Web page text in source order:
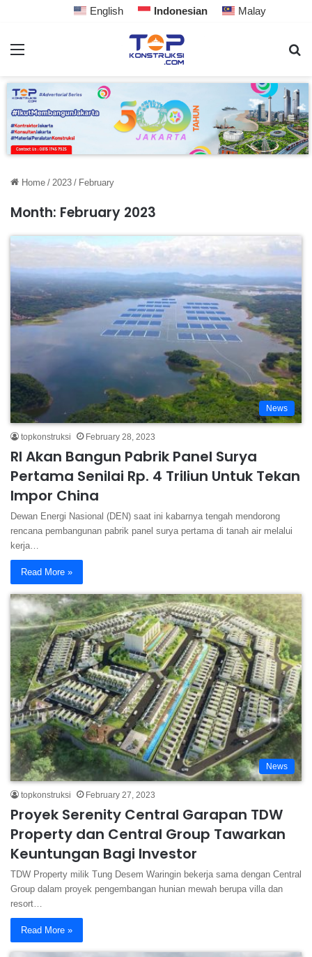
English Indonesian Malay
Home / 2023 / February
Month: February 2023
News
topkonstruksi February 28, 2023
RI Akan Bangun Pabrik Panel Surya
Pertama Senilai Rp. 4 Triliun Untuk Tekan
Impor China
Dewan Energi Nasional (DEN) saat ini kabarnya tengah mendorong
rencana pembangunan pabrik panel surya pertama di tanah air melalui
kerja…
Read More »
News
topkonstruksi February 27, 2023
Proyek Serenity Central Garapan TDW
Property dan Central Group Tawarkan
Keuntungan Bagi Investor
TDW Property milik Tung Desem Waringin bekerja sama dengan Central
Group dalam proyek pengembangan hunian mewah berupa villa dan
resort…
Read More »